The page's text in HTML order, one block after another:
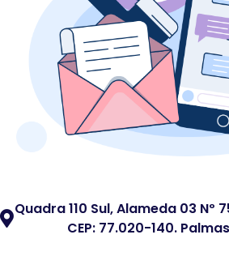
Quadra 110 Sul, Alameda 03 Nº
CEP: 77.020-140.